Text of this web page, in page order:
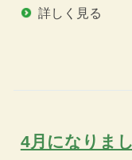
詳しく見る
4月になりまし